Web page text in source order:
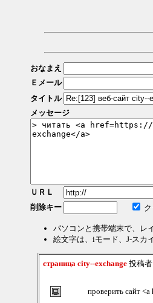
おなまえ
Ｅメール
タイトル
メッセージ
ＵＲＬ
削除キー
パソコンと携帯端末で、レ
絵文字は、iモード、J-スカ
страница city--exchange投稿者
проверить сайт